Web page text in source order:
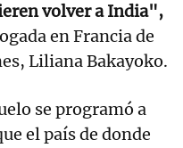
volver a India",
en Francia de
Liliana Bakayoko.
se programó a
el país de donde